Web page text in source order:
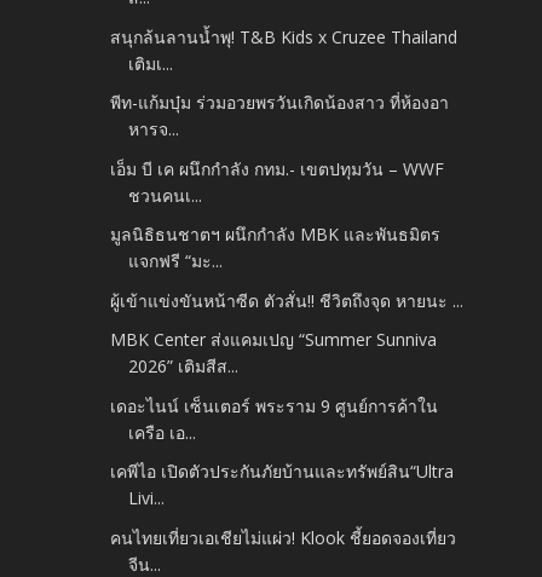
สนุกล้นลานน้ำพุ! T&B Kids x Cruzee Thailand
เติมเ...
พีท-แก้มบุ๋ม ร่วมอวยพรวันเกิดน้องสาว ที่ห้องอา
หารจ...
เอ็ม บี เค ผนึกกำลัง กทม.- เขตปทุมวัน – WWF
ชวนคนเ...
มูลนิธิธนชาตฯ ผนึกกำลัง MBK และพันธมิตร
แจกฟรี “มะ...
ผู้เข้าแข่งขันหน้าซีด ตัวสั่น!! ชีวิตถึงจุด หายนะ ...
MBK Center ส่งแคมเปญ “Summer Sunniva
2026” เติมสีส...
เดอะไนน์ เซ็นเตอร์ พระราม 9 ศูนย์การค้าใน
เครือ เอ...
เคพีไอ เปิดตัวประกันภัยบ้านและทรัพย์สิน“Ultra
Livi...
คนไทยเที่ยวเอเชียไม่แผ่ว! Klook ชี้ยอดจองเที่ยว
จีน...